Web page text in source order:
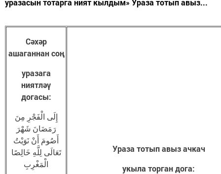
уразасын тотарга ният кылдым» Ураза тотып авыз...
Сәхәр
ашаганнан соң
уразага
ниятләү
догасы:
إِلَى الْفَجْرِ مِنَ
رَمَضَانَ شَهْرَ
أَصُومَ أَنْ نَوَيْتُ
تَعَالَى لِلَّهِ خَالِصًا
الْمَغْرِبِ
Ураза тотып авыз ачкач
укыла торган дога: